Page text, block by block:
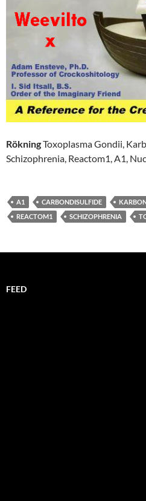
RökningToxoplasma Gondii,
Schizophrenia, Reactom1, A1,
A1 CARBONDISULFIDE
REACTOM1
SCHIZOPHRENIA
FEED